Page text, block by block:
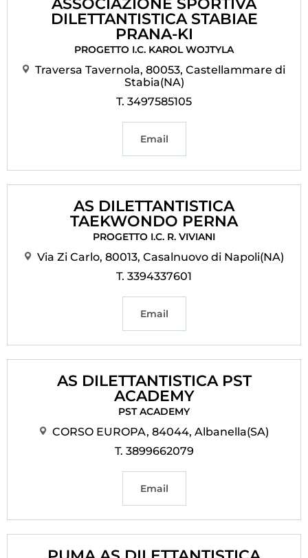
Federazione Trasparente
Fita HUB
ASSOCIAZIONE SPORTIVA
DILETTANTISTICA STABIAE
PRANA-KI
PROGETTO I.C. KAROL WOJTYLA
Traversa Tavernola, 80053, Castellammare di
Stabia(NA)
T. 3497585105
Email
AS DILETTANTISTICA
TAEKWONDO PERNA
PROGETTO I.C. R. VIVIANI
Via Zi Carlo, 80013, Casalnuovo di Napoli(NA)
T. 3394337601
Email
AS DILETTANTISTICA PST
ACADEMY
PST ACADEMY
CORSO EUROPA, 84044, Albanella(SA)
T. 3899662079
Email